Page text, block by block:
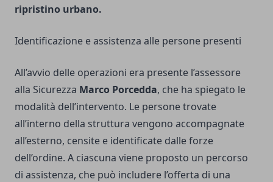
ripristino urbano.
Identificazione e assistenza alle persone presenti
All’avvio delle operazioni era presente l’assessore
alla Sicurezza Marco Porcedda, che ha spiegato le
modalità dell’intervento. Le persone trovate
all’interno della struttura vengono accompagnate
all’esterno, censite e identificate dalle forze
dell’ordine. A ciascuna viene proposto un percorso
di assistenza, che può includere l’offerta di una